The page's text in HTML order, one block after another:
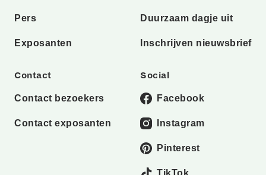
Pers
Exposanten
Duurzaam dagje uit
Inschrijven nieuwsbrief
Contact
Contact bezoekers
Contact exposanten
Social
Facebook
Instagram
Pinterest
TikTok